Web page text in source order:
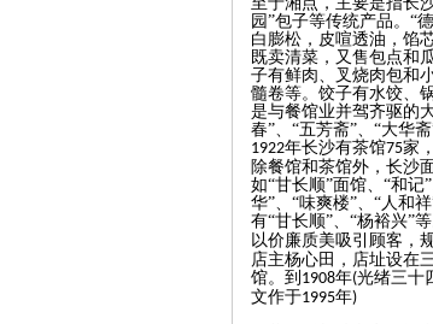
园”包子等传统产品。“
白膨松，皮喧透油，馅
既卖清菜，又售包点和
子有鲜肉、叉烧肉包和
髓卷等。饺子有水饺、
是与餐馆业并驾齐驱的
春”、“五芳斋”、“大华
1922年长沙有茶馆75家，
除餐馆和茶馆外，长沙
如“甘长顺”面馆、“和记
华”、“味爽楼”、“人和
有“甘长顺”、“杨裕兴”等
以价廉质美吸引顾客，
店主杨心田，店址设在
馆。到 1908年(光绪三十
文作于1995年)